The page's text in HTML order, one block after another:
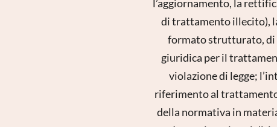
l’aggiornamento, la
di trattamento illecito),
formato strutturato, di
giuridica per il
violazione di legge;
riferimento al
della normativa in